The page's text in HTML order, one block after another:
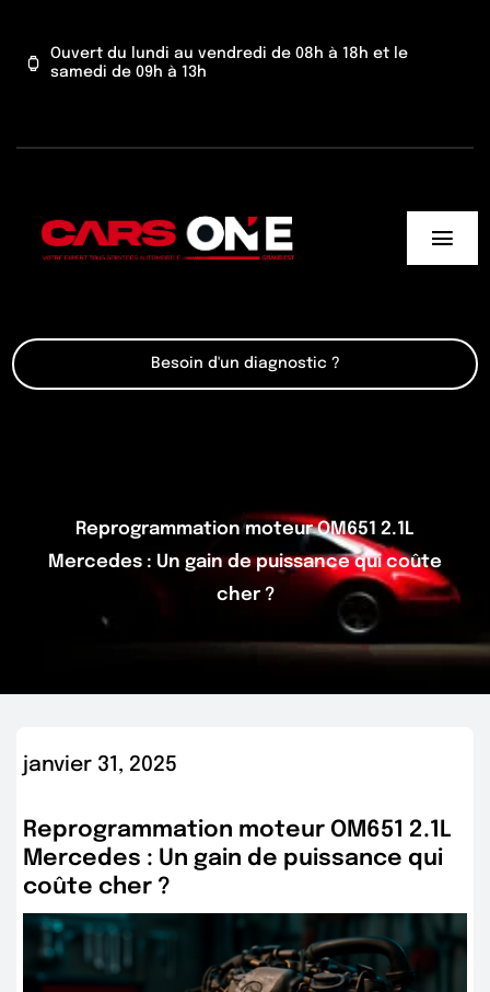
contenu
Ouvert du lundi au vendredi de 08h à 18h et le
samedi de 09h à 13h
Besoin d'un diagnostic ?
Reprogrammation moteur OM651 2.1L
Mercedes : Un gain de puissance qui coûte
cher ?
janvier 31, 2025
Reprogrammation moteur OM651 2.1L
Mercedes : Un gain de puissance qui
coûte cher ?